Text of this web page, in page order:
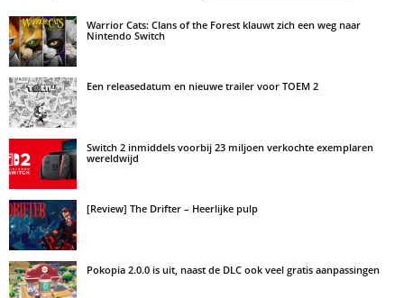
Warrior Cats: Clans of the Forest klauwt zich een weg naar
Nintendo Switch
Een releasedatum en nieuwe trailer voor TOEM 2
Switch 2 inmiddels voorbij 23 miljoen verkochte exemplaren
wereldwijd
[Review] The Drifter – Heerlijke pulp
Pokopia 2.0.0 is uit, naast de DLC ook veel gratis aanpassingen